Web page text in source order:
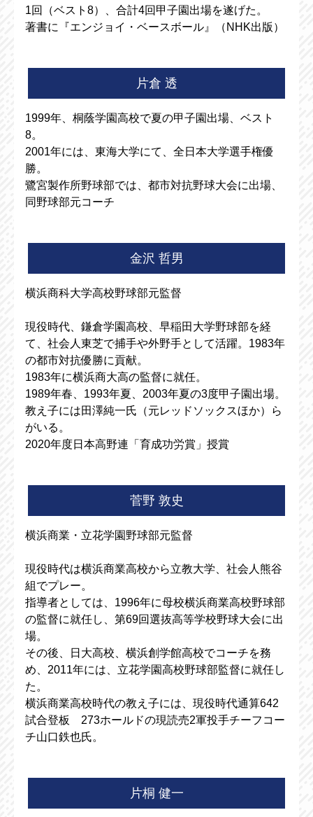
1回（ベスト8）、合計4回甲子園出場を遂げた。
著書に『エンジョイ・ベースボール』（NHK出版）
片倉 透
1999年、桐蔭学園高校で夏の甲子園出場、ベスト
8。
2001年には、東海大学にて、全日本大学選手権優
勝。
鷺宮製作所野球部では、都市対抗野球大会に出場、
同野球部元コーチ
金沢 哲男
横浜商科大学高校野球部元監督
現役時代、鎌倉学園高校、早稲田大学野球部を経
て、社会人東芝で捕手や外野手として活躍。1983年
の都市対抗優勝に貢献。
1983年に横浜商大高の監督に就任。
1989年春、1993年夏、2003年夏の3度甲子園出場。
教え子には田澤純一氏（元レッドソックスほか）ら
がいる。
2020年度日本高野連「育成功労賞」授賞
菅野 敦史
横浜商業・立花学園野球部元監督
現役時代は横浜商業高校から立教大学、社会人熊谷
組でプレー。
指導者としては、1996年に母校横浜商業高校野球部
の監督に就任し、第69回選抜高等学校野球大会に出
場。
その後、日大高校、横浜創学館高校でコーチを務
め、2011年には、立花学園高校野球部監督に就任し
た。
横浜商業高校時代の教え子には、現役時代通算642
試合登板 273ホールドの現読売2軍投手チーフコー
チ山口鉄也氏。
片桐 健一